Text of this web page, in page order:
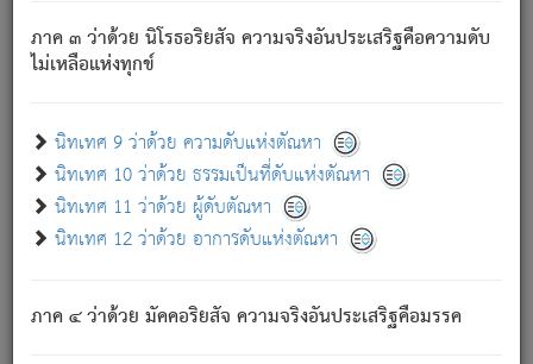
ภาค ๓ ว่าด้วย นิโรธอริยสัจ ความจริงอันประเสริฐคือความดับ
ไม่เหลือแห่งทุกข์
นิทเทศ 9 ว่าด้วย ความดับแห่งตัณหา
นิทเทศ 10 ว่าด้วย ธรรมเป็นที่ดับแห่งตัณหา
นิทเทศ 11 ว่าด้วย ผู้ดับตัณหา
นิทเทศ 12 ว่าด้วย อาการดับแห่งตัณหา
ภาค ๔ ว่าด้วย มัคคอริยสัจ ความจริงอันประเสริฐคือมรรค
ภิกษุนั้น เป็นผู้ครอบงำมารได้แล้ว ชนะสงครามแล้ว ก้าวล่วง
ภพทั้งหลายทั้งปวงได้แล้ว เป็นผู้คงที่ (คือไม่เปลี่ยนแปลงอีกต่อ
- อุ.ขุ. ๒๕/๑๒๑/๘๔.
(ข้อความนี้ เป็นพระพุทธอุทานที่ทรงเปล่งออก ที่โคนต้นโพธิ์
เป็นที่ตรัสรู้ เมื่อตรัสรู้แล้วได้ 7 วัน)